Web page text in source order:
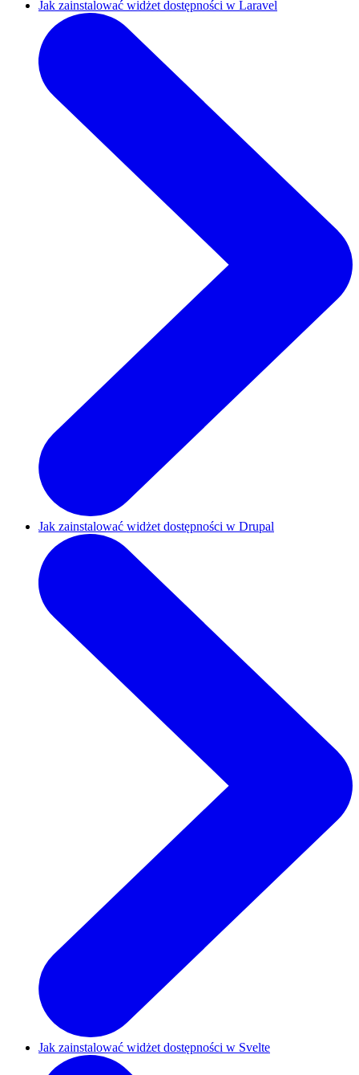
Jak zainstalować widżet dostępności w Laravel
Jak zainstalować widżet dostępności w Drupal
Jak zainstalować widżet dostępności w Svelte